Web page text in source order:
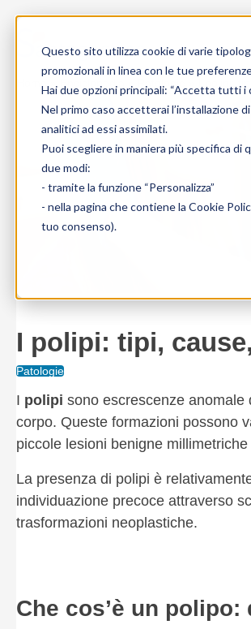
Questo sito utilizza cookie di varie
promozionali in linea con le tue
Hai due opzioni principali: “Accetta tutti i
Nel primo caso accetterai l’installazione
analitici ad essi assimilati.
Puoi scegliere in maniera più specifica
due modi:
- tramite la funzione “Personalizza”
- nella pagina che contiene la Cookie
tuo consenso).
Patologie I polipi:
I polipi: tipi,
Patologie
I polipi sono escrescenze
corpo. Queste formazioni possono
piccole lesioni benigne
La presenza di polipi è
individuazione precoce attraverso
trasformazioni neoplastiche.
Che cos’è un